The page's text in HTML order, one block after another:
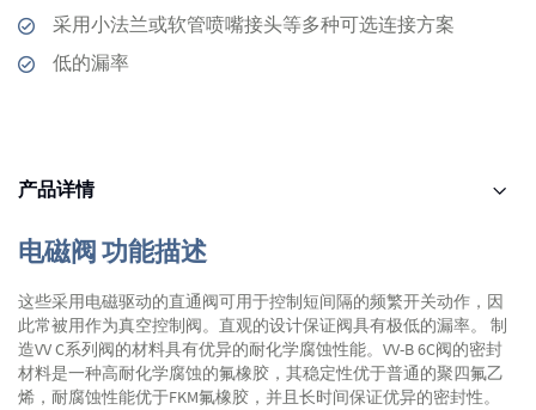
采用小法兰或软管喷嘴接头等多种可选连接方案
低的漏率
产品详情
电磁阀 功能描述
这些采用电磁驱动的直通阀可用于控制短间隔的频繁开关动作，因
此常被用作为真空控制阀。直观的设计保证阀具有极低的漏率。 制
造VV C系列阀的材料具有优异的耐化学腐蚀性能。VV-B 6C阀的密封
材料是一种高耐化学腐蚀的氟橡胶，其稳定性优于普通的聚四氟乙
烯，耐腐蚀性能优于FKM氟橡胶，并且长时间保证优异的密封性。